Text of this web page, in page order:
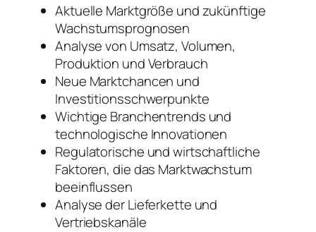
Aktuelle Marktgröße und zukünftige
Wachstumsprognosen
Analyse von Umsatz, Volumen,
Produktion und Verbrauch
Neue Marktchancen und
Investitionsschwerpunkte
Wichtige Branchentrends und
technologische Innovationen
Regulatorische und wirtschaftliche
Faktoren, die das Marktwachstum
beeinflussen
Analyse der Lieferkette und
Vertriebskanäle